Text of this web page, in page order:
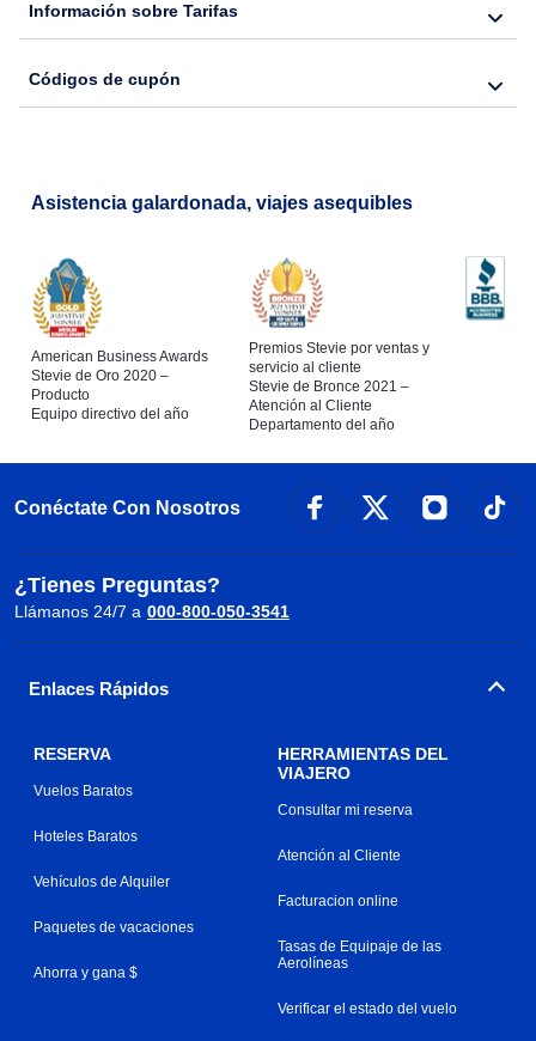
Información sobre Tarifas
Códigos de cupón
Asistencia galardonada, viajes asequibles
American Business Awards
Stevie de Oro 2020 –
Producto
Equipo directivo del año
Premios Stevie por ventas y
servicio al cliente
Stevie de Bronce 2021 –
Atención al Cliente
Departamento del año
Conéctate Con Nosotros
¿Tienes Preguntas?
Llámanos 24/7 a 000-800-050-3541
Enlaces Rápidos
RESERVA
Vuelos Baratos
Hoteles Baratos
Vehículos de Alquiler
Paquetes de vacaciones
Ahorra y gana $
HERRAMIENTAS DEL
VIAJERO
Consultar mi reserva
Atención al Cliente
Facturacion online
Tasas de Equipaje de las
Aerolíneas
Verificar el estado del vuelo